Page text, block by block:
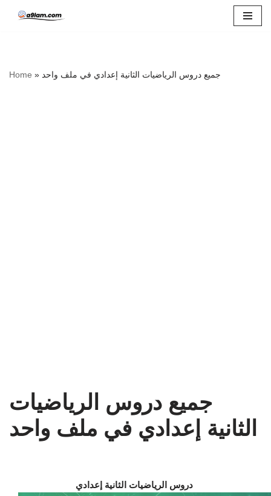
Home » جميع دروس الرياضيات الثانية إعدادي في ملف واحد
جميع دروس الرياضيات
الثانية إعدادي في ملف واحد
دروس الرياضيات الثانية إعدادي